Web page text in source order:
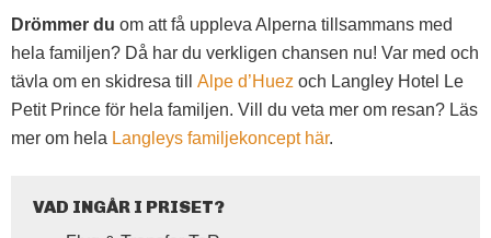
Drömmer du om att få uppleva Alperna tillsammans med
hela familjen? Då har du verkligen chansen nu! Var med och
tävla om en skidresa till Alpe d’Huez och Langley Hotel Le
Petit Prince för hela familjen. Vill du veta mer om resan? Läs
mer om hela Langleys familjekoncept här.
VAD INGÅR I PRISET?